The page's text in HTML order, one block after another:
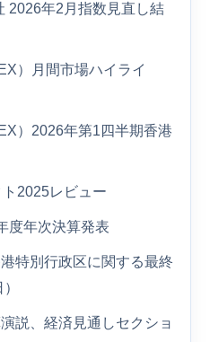
2026年2月指数見直し結
）月間市場ハイライ
）2026年第1四半期香港
2025レビュー
度年次決算発表
特別行政区に関する最終
説、経済見通しセクショ